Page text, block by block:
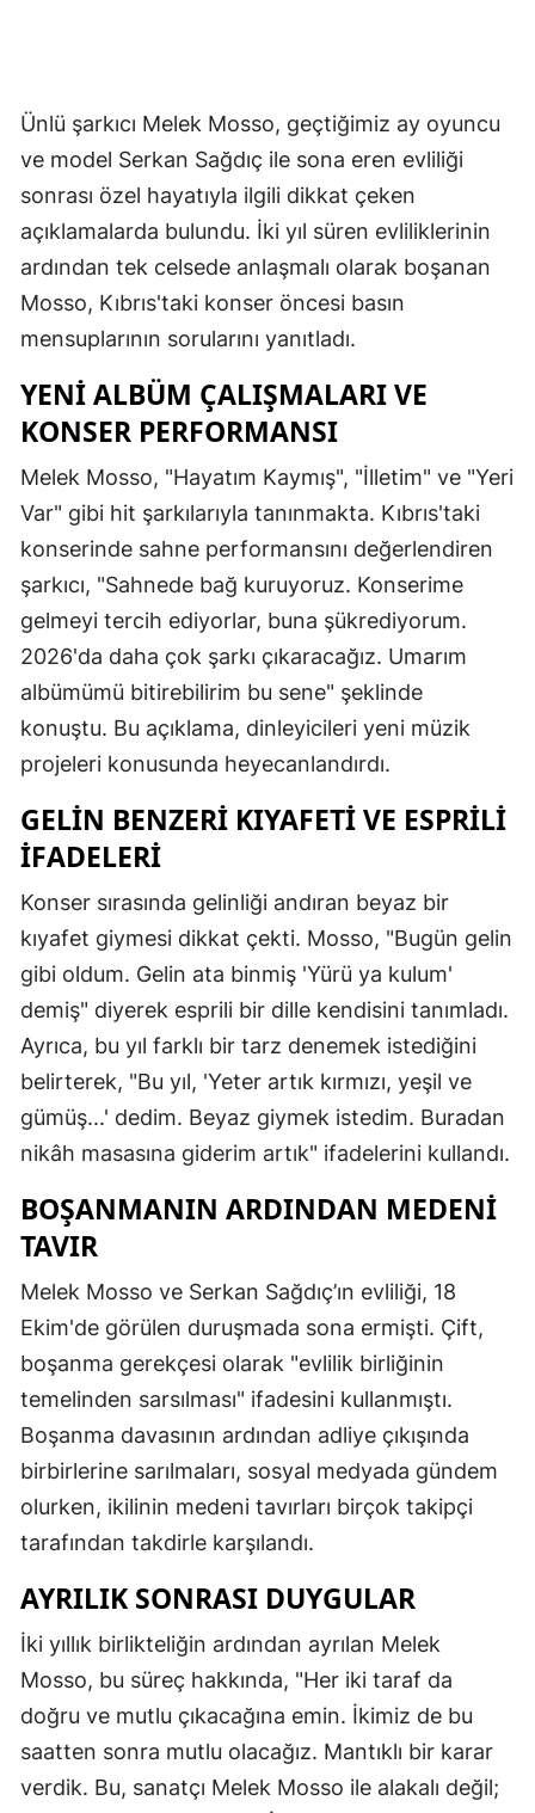
Ünlü şarkıcı Melek Mosso, geçtiğimiz ay oyuncu
ve model Serkan Sağdıç ile sona eren evliliği
sonrası özel hayatıyla ilgili dikkat çeken
açıklamalarda bulundu. İki yıl süren evliliklerinin
ardından tek celsede anlaşmalı olarak boşanan
Mosso, Kıbrıs'taki konser öncesi basın
mensuplarının sorularını yanıtladı.
YENI ALBÜM ÇALIŞMALARI VE
KONSER PERFORMANSI
Melek Mosso, "Hayatım Kaymış", "İlletim" ve "Yeri
Var" gibi hit şarkılarıyla tanınmakta. Kıbrıs'taki
konserinde sahne performansını değerlendiren
şarkıcı, "Sahnede bağ kuruyoruz. Konserime
gelmeyi tercih ediyorlar, buna şükrediyorum.
2026'da daha çok şarkı çıkaracağız. Umarım
albümümü bitirebilirim bu sene" şeklinde
konuştu. Bu açıklama, dinleyicileri yeni müzik
projeleri konusunda heyecanlandırdı.
GELIN BENZERI KIYAFETI VE ESPRILI
İFADELERI
Konser sırasında gelinliği andıran beyaz bir
kıyafet giymesi dikkat çekti. Mosso, "Bugün gelin
gibi oldum. Gelin ata binmiş 'Yürü ya kulum'
demiş" diyerek esprili bir dille kendisini tanımladı.
Ayrıca, bu yıl farklı bir tarz denemek istediğini
belirterek, "Bu yıl, 'Yeter artık kırmızı, yeşil ve
gümüş...' dedim. Beyaz giymek istedim. Buradan
nikâh masasına giderim artık" ifadelerini kullandı.
BOŞANMANIN ARDINDAN MEDENI
TAVIR
Melek Mosso ve Serkan Sağdıç’ın evliliği, 18
Ekim'de görülen duruşmada sona ermişti. Çift,
boşanma gerekçesi olarak "evlilik birliğinin
temelinden sarsılması" ifadesini kullanmıştı.
Boşanma davasının ardından adliye çıkışında
birbirlerine sarılmaları, sosyal medyada gündem
olurken, ikilinin medeni tavırları birçok takipçi
tarafından takdirle karşılandı.
AYRILIK SONRASI DUYGULAR
İki yıllık birlikteliğin ardından ayrılan Melek
Mosso, bu süreç hakkında, "Her iki taraf da
doğru ve mutlu çıkacağına emin. İkimiz de bu
saatten sonra mutlu olacağız. Mantıklı bir karar
verdik. Bu, sanatçı Melek Mosso ile alakalı değil;